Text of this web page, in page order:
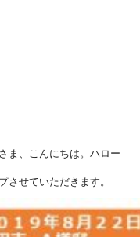
ま、こんにちは。ハロー
させていただきます。